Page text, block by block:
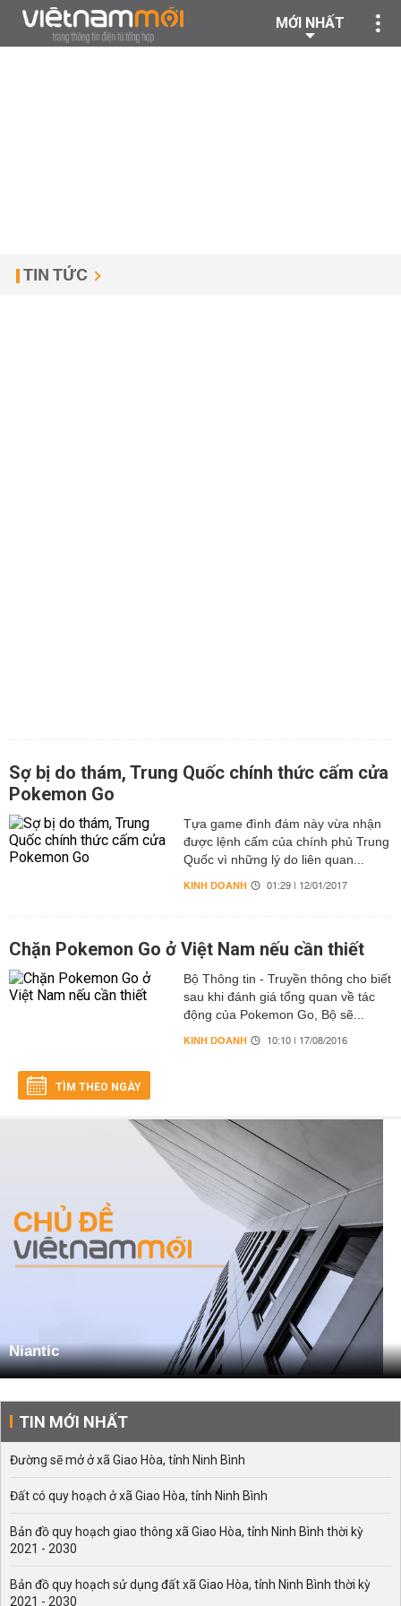
MỚI NHẤT
TIN TỨC
Sợ bị do thám, Trung Quốc chính thức cấm cửa
Pokemon Go
Tựa game đình đám này vừa nhận
được lệnh cấm của chính phủ Trung
Quốc vì những lý do liên quan...
KINH DOANH 01:29 | 12/01/2017
Chặn Pokemon Go ở Việt Nam nếu cần thiết
Bộ Thông tin - Truyền thông cho biết
sau khi đánh giá tổng quan về tác
động của Pokemon Go, Bộ sẽ...
KINH DOANH 10:10 | 17/08/2016
TÌM THEO NGÀY
Niantic
TIN MỚI NHẤT
Đường sẽ mở ở xã Giao Hòa, tỉnh Ninh Bình
Đất có quy hoạch ở xã Giao Hòa, tỉnh Ninh Bình
Bản đồ quy hoạch giao thông xã Giao Hòa, tỉnh Ninh Bình thời kỳ
2021 - 2030
Bản đồ quy hoạch sử dụng đất xã Giao Hòa, tỉnh Ninh Bình thời kỳ
2021 - 2030